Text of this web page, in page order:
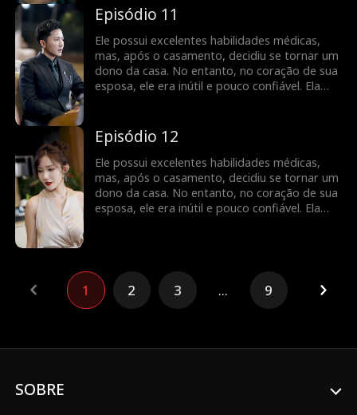
que ele salvasse seu avô e estava disposta a
se casar novamente com ele...
Episódio 11
Ele possui excelentes habilidades médicas,
mas, após o casamento, decidiu se tornar um
dono da casa. No entanto, no coração de sua
esposa, ele era inútil e pouco confiável. Ela
que ele salvasse seu avô e estava disposta a
se casar novamente com ele...
Episódio 12
Ele possui excelentes habilidades médicas,
mas, após o casamento, decidiu se tornar um
dono da casa. No entanto, no coração de sua
esposa, ele era inútil e pouco confiável. Ela
se casar novamente com ele...
1 2 3 ... 9
SOBRE